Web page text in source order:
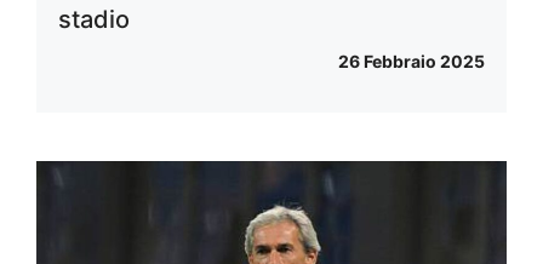
stadio
26 Febbraio 2025